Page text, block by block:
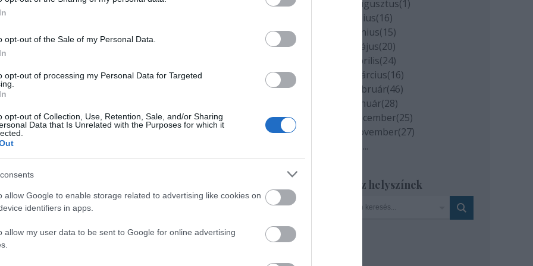
opt-out of the Sale of my Personal Data.
opt-out of processing my Personal Data for Targeted
opt-out of Collection, Use, Retention, Sale, and/or Sharing
Data that Is Unrelated with the Purposes for which it
allow Google to enable storage related to advertising like cookies on
identifiers in apps.
allow my user data to be sent to Google for online advertising
Terényi Színházi Napok
is négynaposra tervezzük., A látogatókat gazdag program
színházi előadásokat láthatnak, saját bemutatóként színre
Csiribiri ), meglepetésként az
koncert, sanzonest és gyermekprogram szórakoztatja a
művésznő életéről írott színdarab látható. Az idén kibővült a
A Terényi Színházi Napokat a továbbiakban is minden
is bevonni, s ezzel Észak-Magyarországnak ezt a régióját
mindazokat, akik néhány kellemes napot szeretnének
2020 augusztus(1)
2020 július(16)
2020 június(15)
2020 május(20)
2020 április(24)
2020 március(16)
2020 február(46)
2020 január(28)
2019 december(25)
2019 november(27)
...
Szinház helyszínek